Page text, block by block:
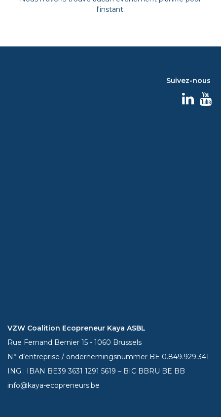
l'instant.
Suivez-nous
VZW Coalition Ecopreneur Kaya ASBL
Rue Fernand Bernier 15 - 1060 Brussels
N° d’entreprise / ondernemingsnummer BE 0.849.929.341
ING : IBAN BE393631 1291 5619 – BIC BBRU BE BB
info@kaya-ecopreneurs.be